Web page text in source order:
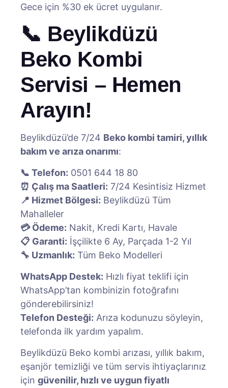
Gece için %30 ek ücret uygulanır.
📞 Beylikdüzü
Beko Kombi
Servisi – Hemen
Arayın!
Beylikdüzü’de 7/24 Beko kombi tamiri, yıllık
bakım ve arıza onarımı:
📞 Telefon: 0501 644 18 80
⏰ Çalış ma Saatleri: 7/24 Kesintisiz Hizmet
📍 Hizmet Bölgesi: Beylikdüzü Tüm
Mahalleler
💳 Ödeme: Nakit, Kredi Kartı, Havale
📋 Garanti: İşçilikte 6 Ay, Parçada 1-2 Yıl
🔧 Uzmanlık: Tüm Beko Modelleri
WhatsApp Destek: Hızlı fiyat teklifi için
WhatsApp’tan kombinizin fotoğrafını
gönderebilirsiniz!
Telefon Desteği: Arıza kodunuzu söyleyin,
telefonda ilk yardım yapalım.
Beylikdüzü Beko kombi arızası, yıllık bakım,
eşanjör temizliği ve tüm servis ihtiyaçlarınız
için güvenilir, hızlı ve uygun fiyatlı